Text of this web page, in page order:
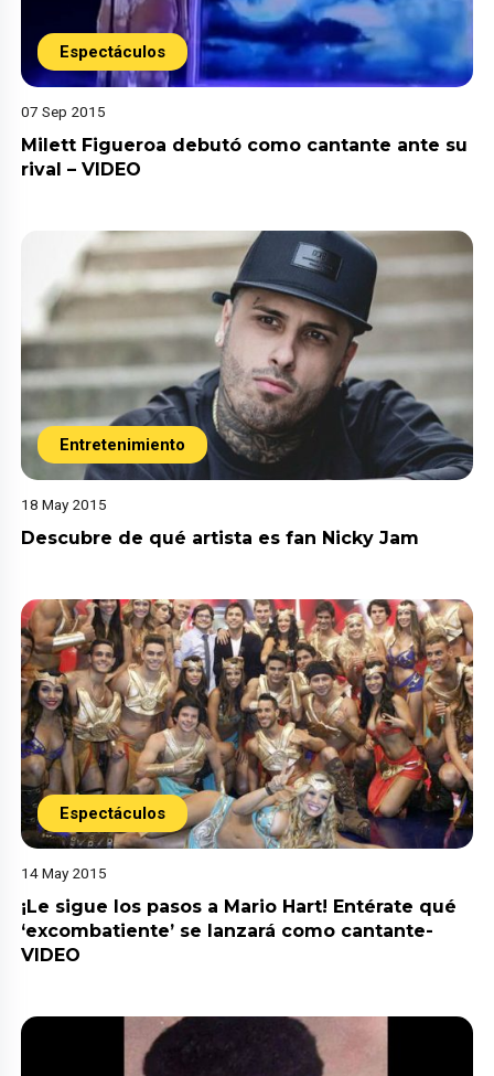
Espectáculos
07 Sep 2015
Milett Figueroa debutó como cantante ante su
rival – VIDEO
Entretenimiento
18 May 2015
Descubre de qué artista es fan Nicky Jam
Espectáculos
14 May 2015
¡Le sigue los pasos a Mario Hart! Entérate qué
‘excombatiente’ se lanzará como cantante-
VIDEO